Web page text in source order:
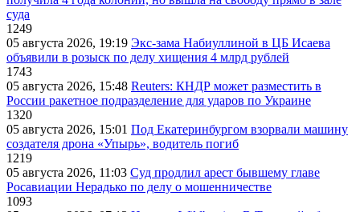
суда
1249
05 августа 2026, 19:19 Экс-зама Набиуллиной в ЦБ Исаева
объявили в розыск по делу хищения 4 млрд рублей
1743
05 августа 2026, 15:48 Reuters: КНДР может разместить в
России ракетное подразделение для ударов по Украине
1320
05 августа 2026, 15:01 Под Екатеринбургом взорвали машину
создателя дрона «Упырь», водитель погиб
1219
05 августа 2026, 11:03 Суд продлил арест бывшему главе
Росавиации Нерадько по делу о мошенничестве
1093